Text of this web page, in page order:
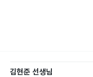
김현준 선생님